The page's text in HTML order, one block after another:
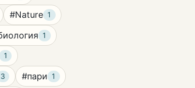
#Nature 1
1
1
3 #пари 1